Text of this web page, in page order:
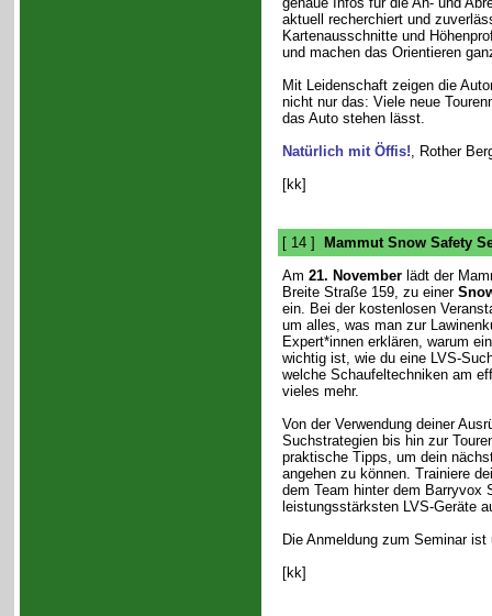
aktuell recherchiert und
Kartenausschnitte und
und machen das Orientieren
Mit Leidenschaft zeigen die
nicht nur das: Viele neue
das Auto stehen lässt.
Natürlich mit Öffis!, Rother
[kk]
[ 14 ]
Mammut Snow Safety
Am 21. Novemberlädt der
Breite Straße 159, zu einer
ein. Bei der kostenlosen
um alles, was man zur
Expert*innen erklären, warum
wichtig ist, wie du eine LVS-
welche Schaufeltechniken am
vieles mehr.
Von der Verwendung deiner
Suchstrategien bis hin zur
praktische Tipps, um dein
angehen zu können. Trainiere
dem Team hinter dem Barryvox
leistungsstärksten LVS-Geräte
Die Anmeldung zum Seminar
[kk]